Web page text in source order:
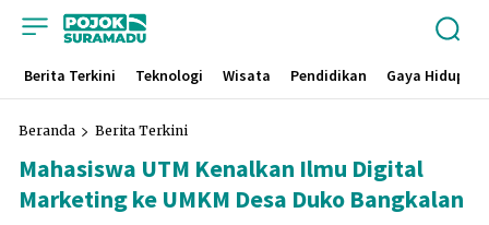
Berita Terkini Teknologi Wisata Pendidikan Gaya Hidup
Beranda Berita Terkini
Mahasiswa UTM Kenalkan Ilmu Digital
Marketing ke UMKM Desa Duko Bangkalan